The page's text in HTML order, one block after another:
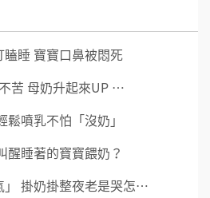
睡 寶寶口鼻被悶死
苦 母奶升起來UP ⋯
噴乳不怕「沒奶」
醒睡著的寶寶餵奶？
」 掛奶掛整夜老是哭怎⋯